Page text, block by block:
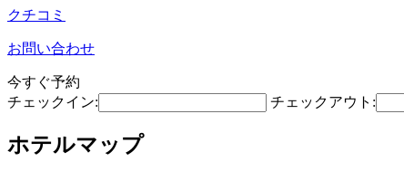
クチコミ
お問い合わせ
今すぐ予約
チェックイン:
チェックアウト:
ホテルマップ